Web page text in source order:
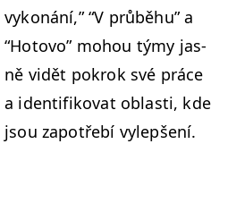
vykonání,”“V průběhu” a
“Hoto­vo” mohou týmy jas­
ně vidět pokrok své práce
a iden­ti­fiko­vat oblasti, kde
jsou zapotře­bí vylepšení.